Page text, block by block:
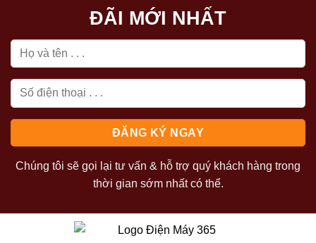
ĐÃI MỚI NHẤT
Chúng tôi sẽ gọi lại tư vấn & hỗ trợ quý khách hàng trong
thời gian sớm nhất có thể.